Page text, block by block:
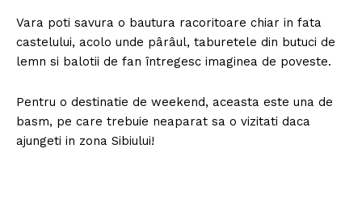
Vara poti savura o bautura racoritoare chiar in fata
castelului, acolo unde pârâul, taburetele din butuci de
lemn si balotii de fan întregesc imaginea de poveste.
Pentru o destinatie de weekend, aceasta este una de
basm, pe care trebuie neaparat sa o vizitati daca
ajungeti in zona Sibiului!